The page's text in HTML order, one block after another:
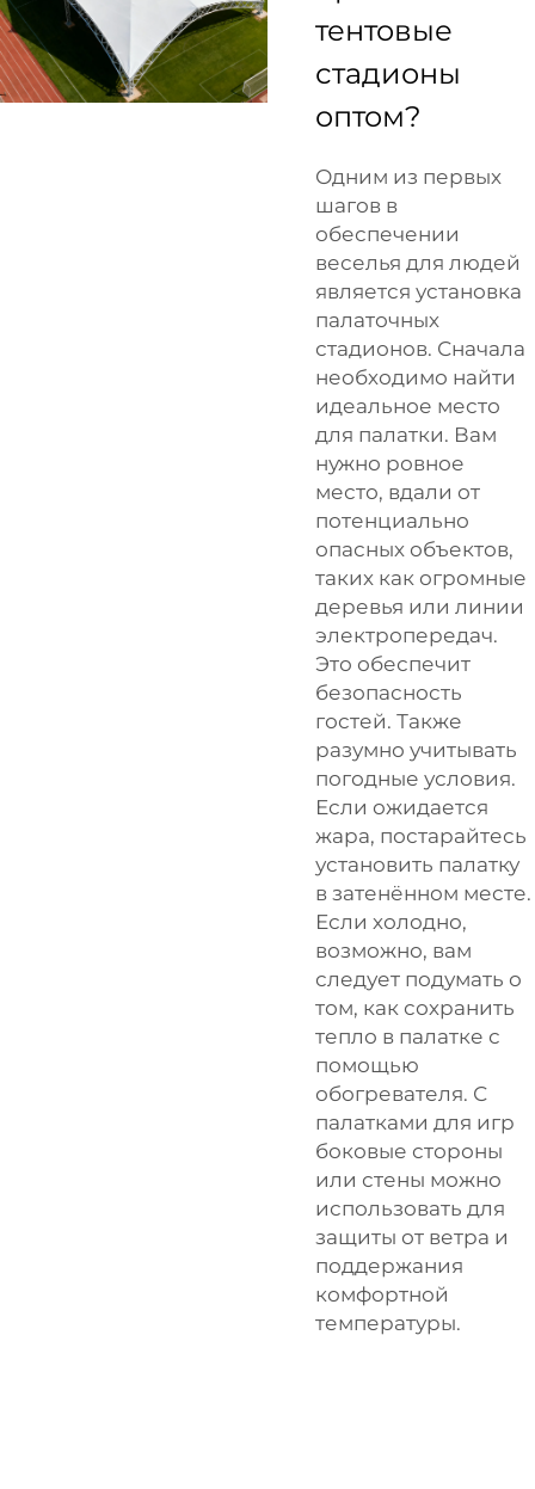
тентовые
стадионы
оптом?
Одним из первых
шагов в
обеспечении
веселья для людей
является установка
палаточных
стадионов. Сначала
необходимо найти
идеальное место
для палатки. Вам
нужно ровное
место, вдали от
потенциально
опасных объектов,
таких как огромные
деревья или линии
электропередач.
Это обеспечит
безопасность
гостей. Также
разумно учитывать
погодные условия.
Если ожидается
жара, постарайтесь
установить палатку
в затенённом месте.
Если холодно,
возможно, вам
следует подумать о
том, как сохранить
тепло в палатке с
помощью
обогревателя. С
палатками для игр
боковые стороны
или стены можно
использовать для
защиты от ветра и
поддержания
комфортной
температуры.